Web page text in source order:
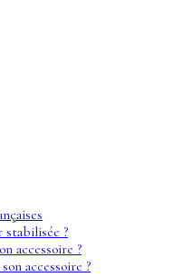
stabilisée ?
accessoire ?
accessoire ?